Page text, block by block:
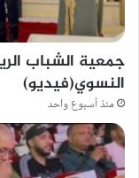
جمعية الشباب
النسوي(فيديو)
منذ أسبوع واحد